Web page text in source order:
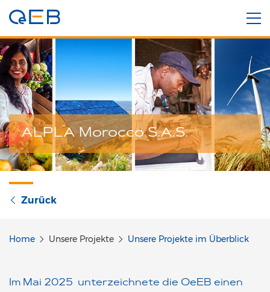
ALPLA Morocco S.A.S.
Zurück
Home Unsere Projekte Unsere Projekte im Überblick
Im Mai 2025 unterzeichnete die OeEB einen